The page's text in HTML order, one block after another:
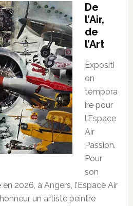
De
l’Air,
de
l’Art
Expositi
on
tempora
ire pour
l’Espace
Air
Passion.
Pour
son
2026, à Angers, l’Espace Air
un artiste peintre